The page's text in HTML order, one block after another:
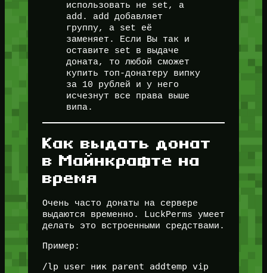
использовать не set, а
add. add добавляет
группу, а set её
заменяет. Если Вы так и
оставите set в выдаче
доната, то любой сможет
купить топ-донатеру випку
за 10 рублей и у него
исчезнут все права выше
випа.
Как выдать донат
в Майнкрафте на
время
Очень часто донаты на сервере
выдаются временно. LuckPerms умеет
делать это встроенными средствами.
Пример:
/lp user ник parent addtemp vip